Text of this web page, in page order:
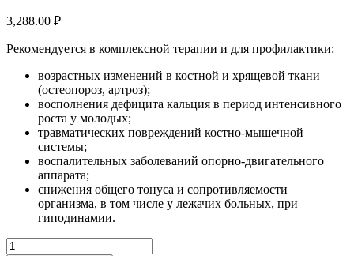
3,288.00 ₽
Рекомендуется в комплексной терапии и для профилактики:
возрастных изменений в костной и хрящевой ткани
(остеопороз, артроз);
восполнения дефицита кальция в период интенсивного
роста у молодых;
травматических повреждений костно-мышечной
системы;
воспалительных заболеваний опорно-двигательного
аппарата;
снижения общего тонуса и сопротивляемости
организма, в том числе у лежачих больных, при
гиподинамии.